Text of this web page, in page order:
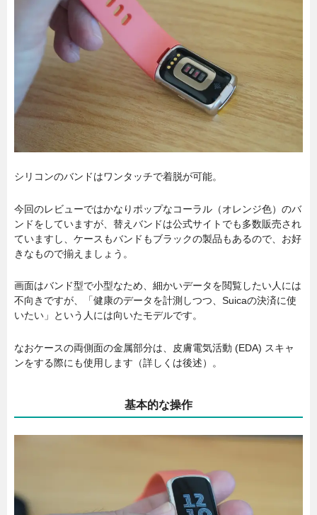
シリコンのバンドはワンタッチで着脱が可能。
今回のレビューではかなりポップなコーラル（オレンジ色）のバ
ンドをしていますが、替えバンドは公式サイトでも多数販売され
ていますし、ケースもバンドもブラックの製品もあるので、お好
きなもので揃えましょう。
画面はバンド型で小型なため、細かいデータを閲覧したい人には
不向きですが、「健康のデータを計測しつつ、Suicaの決済に使
いたい」という人には向いたモデルです。
なおケースの両側面の金属部分は、皮膚電気活動 (EDA) スキャ
ンをする際にも使用します（詳しくは後述）。
基本的な操作